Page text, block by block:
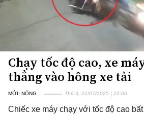
Chạy tốc độ cao, xe
thẳng vào hông xe tải
MỚI- NÓNG Thứ 3, 01/07/2025 | 12:00
Chiếc xe máy chạy với tốc độ cao